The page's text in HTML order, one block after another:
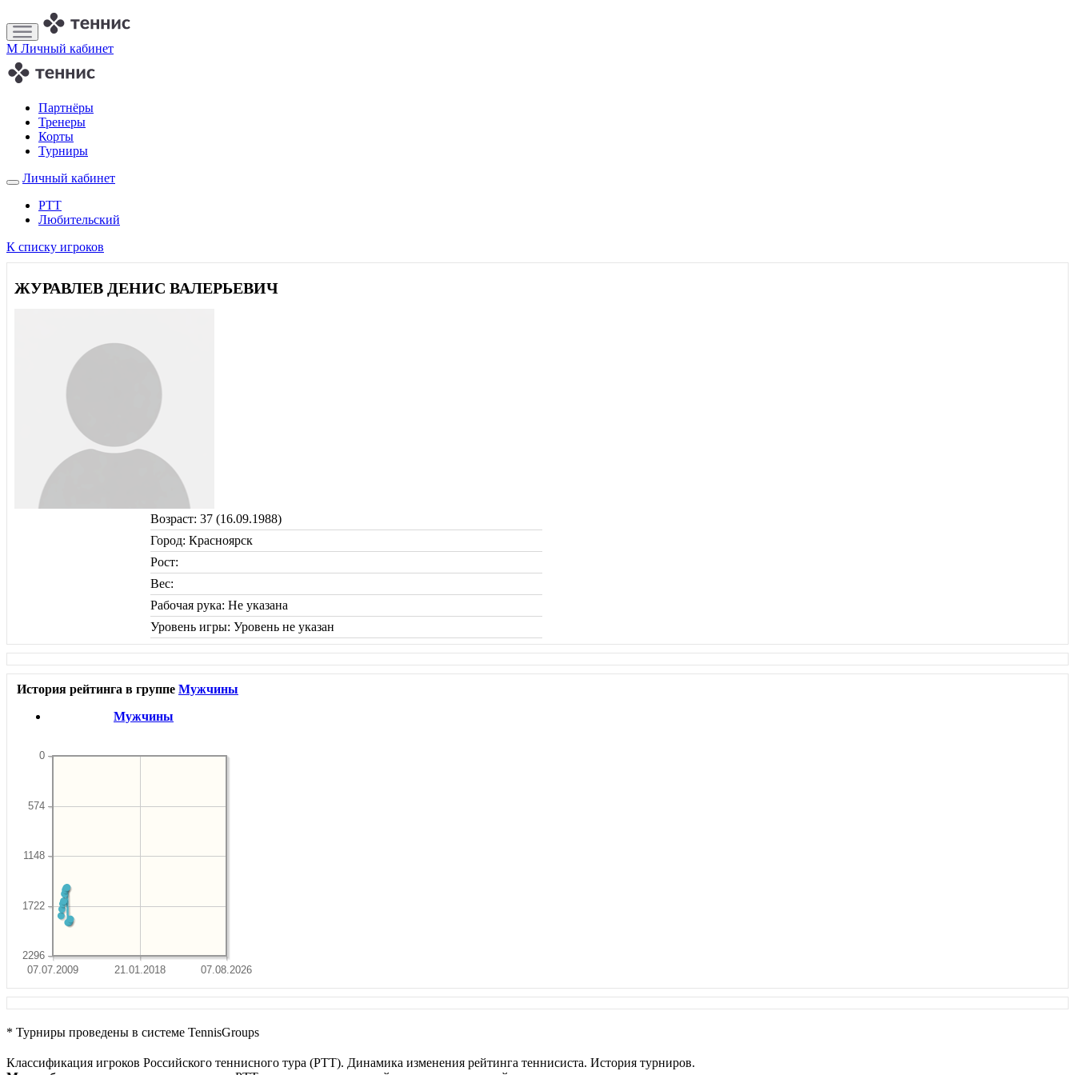
M Личный кабинет
Партнёры
Тренеры
Корты
Турниры
Личный кабинет
РТТ
Любительский
К списку игроков
ЖУРАВЛЕВ ДЕНИС ВАЛЕРЬЕВИЧ
Возраст: 37 (16.09.1988)
Город: Красноярск
Рост:
Вес:
Рабочая рука: Не указана
Уровень игры: Уровень не указан
История рейтинга в группе Мужчины
Мужчины
07.07.2009 21.01.2018 07.08.2026
2296
1722
1148
574
0
* Турниры проведены в системе TennisGroups
Классификация игроков Российского теннисного тура (РТТ). Динамика изменения рейтинга теннисиста. История турниров.